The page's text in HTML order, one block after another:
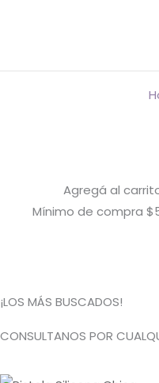
Agregá al
Mínimo de compra
¡LOS MÁS BUSCADOS!
CONSULTANOS POR